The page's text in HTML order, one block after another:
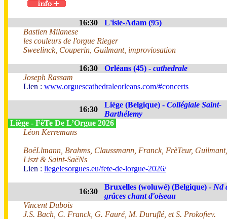
16:30
L'isle-Adam (95)
Bastien Milanese
les couleurs de l'orgue Rieger
Sweelinck, Couperin, Guilmant, improviosation
16:30 Orléans (45) - cathedrale
Joseph Rassam
Lien : www.orguescathedraleorleans.com/#concerts
16:30
Liège (Belgique) - Collégiale Saint-
Barthélemy
Liège - FêTe De L’Orgue 2026
Léon Kerremans
BoëLlmann, Brahms, Claussmann, Franck, FrèTeur,
Liszt & Saint-SaëNs
Lien : liegelesorgues.eu/fete-de-lorgue-2026/
16:30
Bruxelles (woluwé) (Belgique) - Nd
grâces chant d'oiseau
Vincent Dubois
J.S. Bach, C. Franck, G. Fauré, M. Duruflé, et S. Prokofiev.